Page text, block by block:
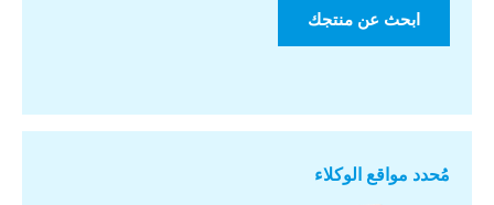
ابحث عن منتجك
مُحدد مواقع الوكلاء